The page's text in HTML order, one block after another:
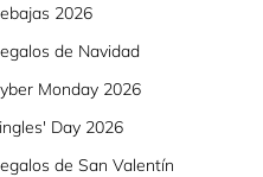
2026
de Navidad
Monday 2026
Day 2026
de San Valentín